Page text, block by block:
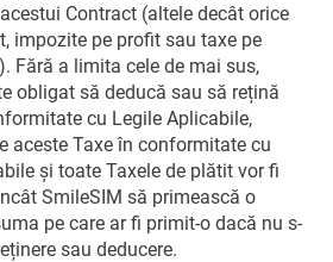
Contract (altele decât orice
impozite pe profit sau taxe pe
Fără a limita cele de mai sus,
obligat să deducă sau să rețină
cu Legile Aplicabile,
aceste Taxe în conformitate cu
și toate Taxele de plătit vor fi
SmileSIM să primească o
pe care ar fi primit-o dacă nu s-
sau deducere.